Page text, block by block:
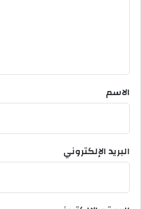
*
الاسم
البريد الإلكتروني